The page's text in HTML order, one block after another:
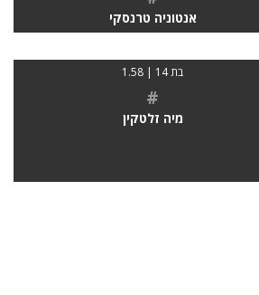
אנטוניה טרנסקי
בת 14 | 1.58
#
מיה זלטקין